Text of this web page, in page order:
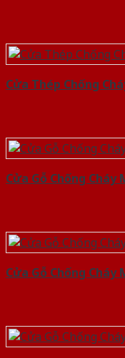
Cửa Thép Chống
Cửa Gỗ Chống Cháy
Cửa Gỗ Chống Cháy